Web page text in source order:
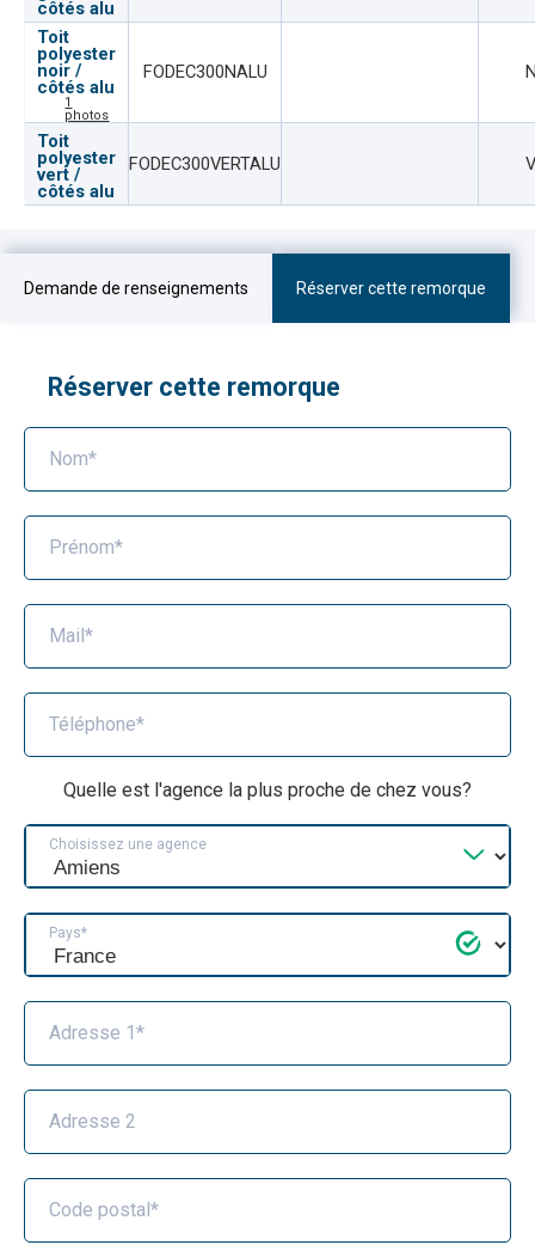
côtés alu
Toit
polyester
noir /
côtés alu
1
photos
FODEC300NALU
Toit
polyester
vert /
côtés alu
FODEC300VERTALU
Demande de renseignements Réserver cette remorque
Réserver cette remorque
Nom*
Prénom*
Mail*
Téléphone*
Quelle est l'agence la plus proche de chez vous?
Choisissez une agence
Pays*
Adresse 1*
Adresse 2
Code postal*